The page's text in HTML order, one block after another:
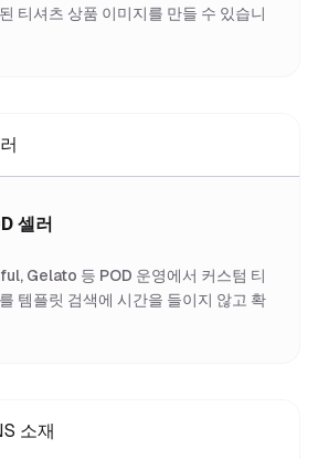
티셔츠 상품 이미지를 만들 수 있습니
셀러
Gelato 등 POD 운영에서 커스텀 티
템플릿 검색에 시간을 들이지 않고 확